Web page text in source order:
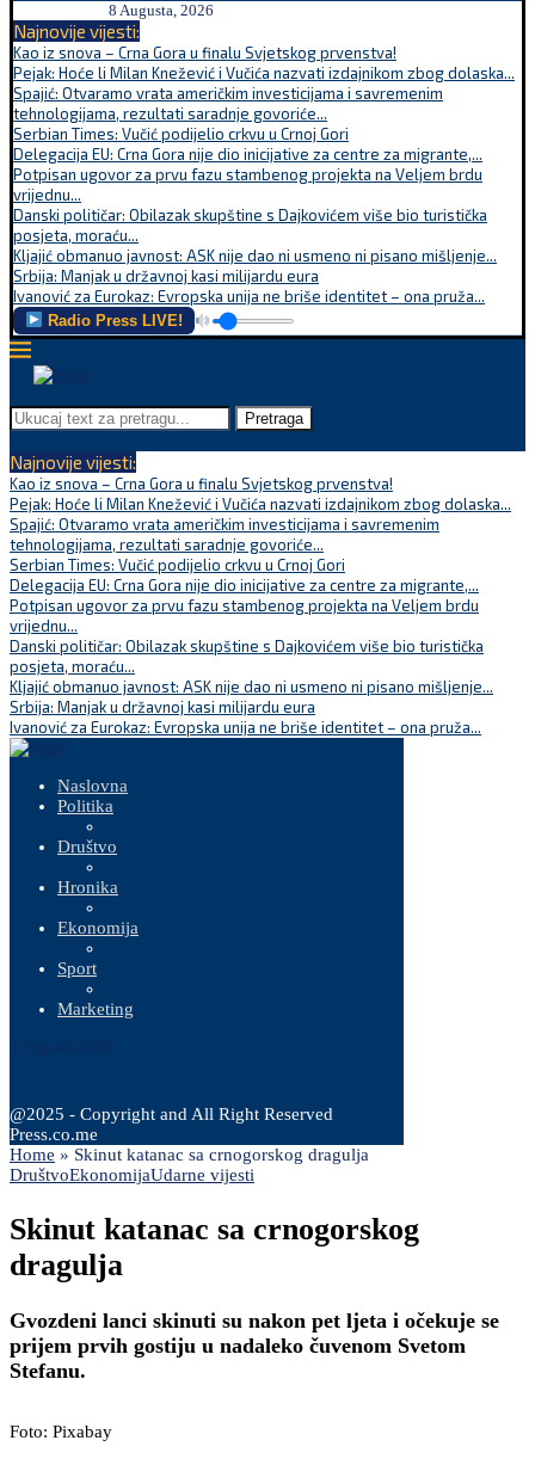
8 Augusta, 2026
Najnovije vijesti:
Kao iz snova – Crna Gora u finalu Svjetskog prvenstva!
Pejak: Hoće li Milan Knežević i Vučića nazvati izdajnikom zbog dolaska...
Spajić: Otvaramo vrata američkim investicijama i savremenim
tehnologijama, rezultati saradnje govoriće...
Serbian Times: Vučić podijelio crkvu u Crnoj Gori
Delegacija EU: Crna Gora nije dio inicijative za centre za migrante,...
Potpisan ugovor za prvu fazu stambenog projekta na Veljem brdu
vrijednu...
Danski političar: Obilazak skupštine s Dajkovićem više bio turistička
posjeta, moraću...
Kljajić obmanuo javnost: ASK nije dao ni usmeno ni pisano mišljenje...
Srbija: Manjak u državnoj kasi milijardu eura
Ivanović za Eurokaz: Evropska unija ne briše identitet – ona pruža...
Radio Press LIVE!
Pretraga
Najnovije vijesti:
Kao iz snova – Crna Gora u finalu Svjetskog prvenstva!
Pejak: Hoće li Milan Knežević i Vučića nazvati izdajnikom zbog dolaska...
Spajić: Otvaramo vrata američkim investicijama i savremenim
tehnologijama, rezultati saradnje govoriće...
Serbian Times: Vučić podijelio crkvu u Crnoj Gori
Delegacija EU: Crna Gora nije dio inicijative za centre za migrante,...
Potpisan ugovor za prvu fazu stambenog projekta na Veljem brdu
vrijednu...
Danski političar: Obilazak skupštine s Dajkovićem više bio turistička
posjeta, moraću...
Kljajić obmanuo javnost: ASK nije dao ni usmeno ni pisano mišljenje...
Srbija: Manjak u državnoj kasi milijardu eura
Ivanović za Eurokaz: Evropska unija ne briše identitet – ona pruža...
Naslovna
Politika
Društvo
Hronika
Ekonomija
Sport
Marketing
@2025 - Copyright and All Right Reserved
Press.co.me
Home » Skinut katanac sa crnogorskog dragulja
DruštvoEkonomijaUdarne vijesti
Skinut katanac sa crnogorskog
dragulja
Gvozdeni lanci skinuti su nakon pet ljeta i očekuje se
prijem prvih gostiju u nadaleko čuvenom Svetom
Stefanu.
Foto: Pixabay